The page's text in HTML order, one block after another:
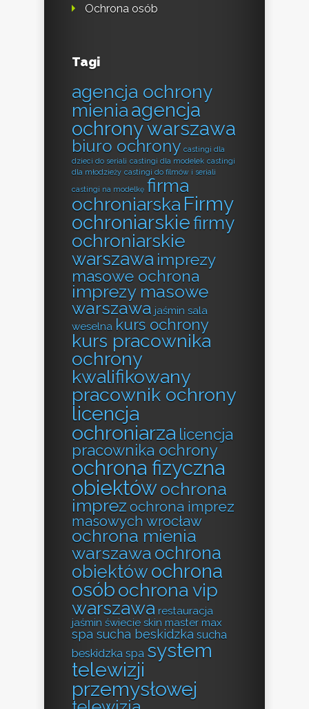
Ochrona osób
Tagi
agencja ochrony
mieniaagencja
ochrony warszawa
biuro ochrony castingi dla
dzieci do seriali castingi dla modelek castingi
dla młodzieży castingi do filmów i seriali
castingi na modelkę firma
ochroniarska Firmy
ochroniarskiefirmy
ochroniarskie
warszawa imprezy
masowe ochrona
imprezy masowe
warszawa jaśmin sala
weselna kurs ochrony
kurs pracownika
ochrony
kwalifikowany
pracownik ochrony
licencja
ochroniarza licencja
pracownika ochrony
ochrona fizyczna
obiektówochrona
imprez ochrona imprez
masowych wrocław
ochrona mienia
warszawa ochrona
obiektów ochrona
osóbochrona vip
warszawa restauracja
jaśmin świecie skin master max
spa sucha beskidzka sucha
beskidzka spa system
telewizji
przemysłowej